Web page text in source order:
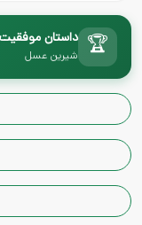
🏆 داستان
شیرین عسل